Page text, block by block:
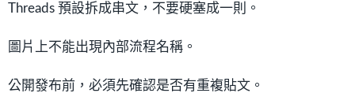
Threads 預設拆成串文，不要硬塞成一則。
圖片上不能出現內部流程名稱。
公開發布前，必須先確認是否有重複貼文。